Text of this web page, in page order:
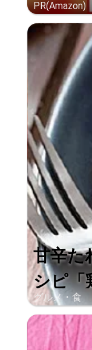
PR(Amazon)
甘辛た
シピ「
グルメ・食